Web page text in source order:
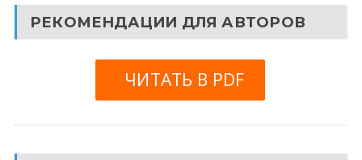
РЕКОМЕНДАЦИИ ДЛЯ АВТОРОВ
ЧИТАТЬ В PDF